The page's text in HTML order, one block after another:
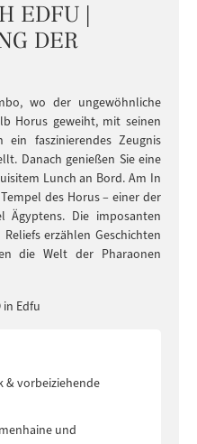
EDFU |
DER
wo der ungewöhnliche
Horus geweiht, mit seinen
ein faszinierendes Zeugnis
Danach genießen Sie eine
Lunch an Bord. Am In
des Horus – einer der
Ägyptens. Die imposanten
erzählen Geschichten
die Welt der Pharaonen
in Edfu
& vorbeiziehende
und